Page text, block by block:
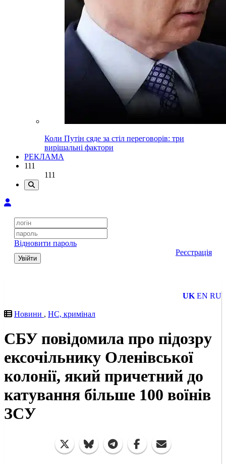
Коли Путін сяде за стіл переговорів: три
вирішальні фактори
РЕКЛАМА
111
111
Відновити пароль
Увійти
Реєстрація
UK EN RU
Новини , НС, кримінал
СБУ повідомила про підозру
ексочільнику Оленівської
колонії, який причетний до
катування більше 100 воїнів
ЗСУ